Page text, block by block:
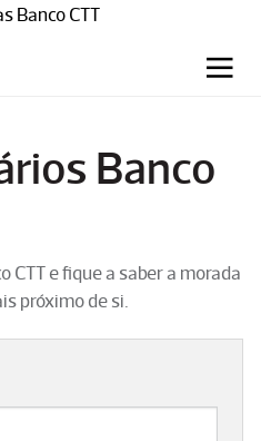
Banco CTT
Banco
CTT e fique a saber a morada
próximo de si.